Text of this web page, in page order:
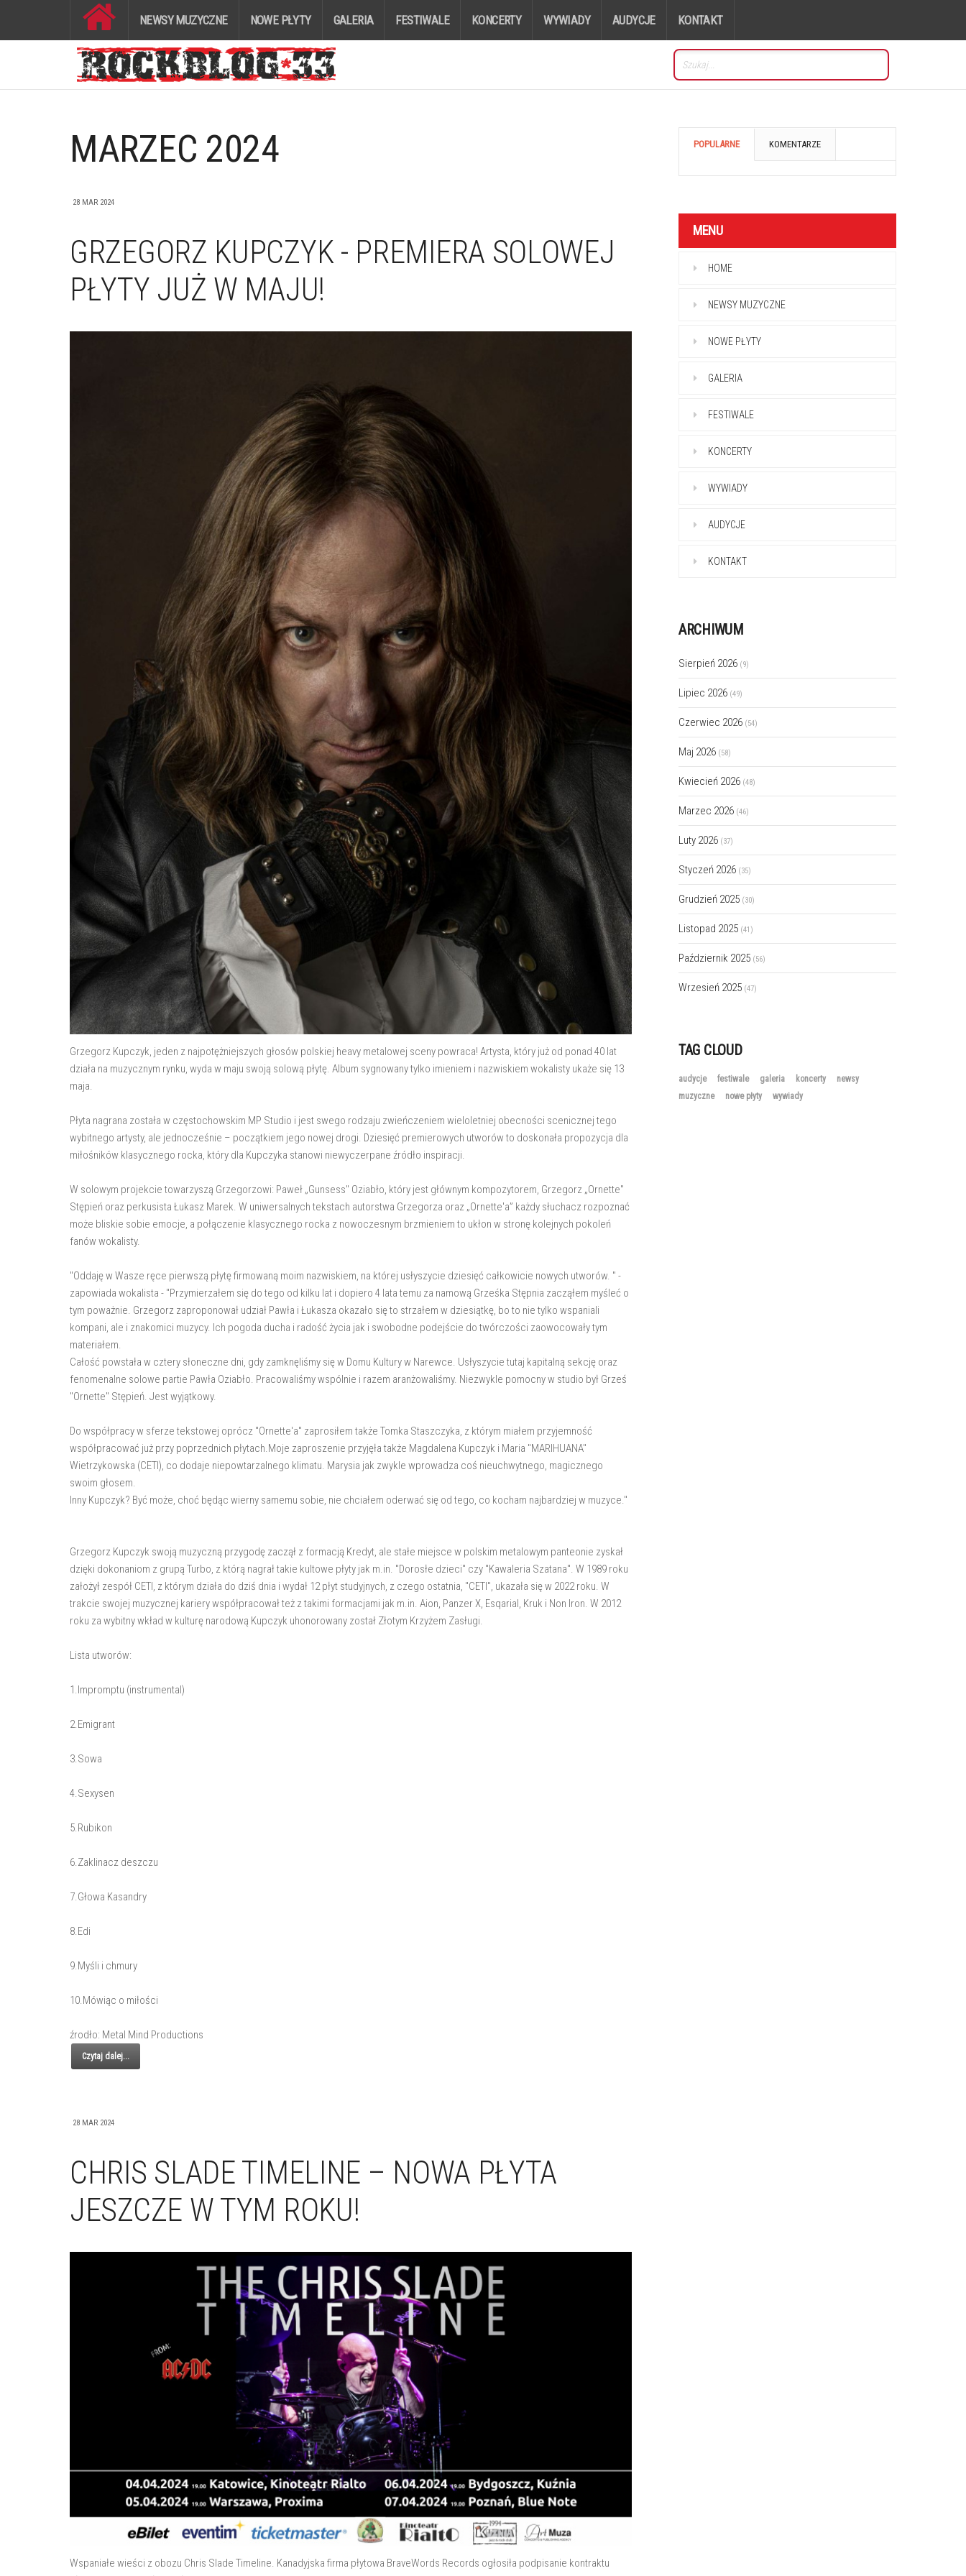
NEWSY MUZYCZNE NOWE PŁYTY GALERIA FESTIWALE KONCERTY WYWIADY AUDYCJE KONTAKT
MARZEC 2024
28 MAR 2024
GRZEGORZ KUPCZYK - PREMIERA SOLOWEJ
PŁYTY JUŻ W MAJU!
Grzegorz Kupczyk, jeden z najpotężniejszych głosów polskiej heavy metalowej sceny powraca! Artysta, który już od ponad 40 lat
działa na muzycznym rynku, wyda w maju swoją solową płytę. Album sygnowany tylko imieniem i nazwiskiem wokalisty ukaże się 13
maja.
Płyta nagrana została w częstochowskim MP Studio i jest swego rodzaju zwieńczeniem wieloletniej obecności scenicznej tego
wybitnego artysty, ale jednocześnie – początkiem jego nowej drogi. Dziesięć premierowych utworów to doskonała propozycja dla
miłośników klasycznego rocka, który dla Kupczyka stanowi niewyczerpane źródło inspiracji.
W solowym projekcie towarzyszą Grzegorzowi: Paweł „Gunsess" Oziabło, który jest głównym kompozytorem, Grzegorz „Ornette"
Stępień oraz perkusista Łukasz Marek. W uniwersalnych tekstach autorstwa Grzegorza oraz „Ornette'a” każdy słuchacz rozpoznać
może bliskie sobie emocje, a połączenie klasycznego rocka z nowoczesnym brzmieniem to ukłon w stronę kolejnych pokoleń
fanów wokalisty.
"Oddaję w Wasze ręce pierwszą płytę firmowaną moim nazwiskiem, na której usłyszycie dziesięć całkowicie nowych utworów. " -
zapowiada wokalista - "Przymierzałem się do tego od kilku lat i dopiero 4 lata temu za namową Grześka Stępnia zacząłem myśleć o
tym poważnie. Grzegorz zaproponował udział Pawła i Łukasza okazało się to strzałem w dziesiątkę, bo to nie tylko wspaniali
kompani, ale i znakomici muzycy. Ich pogoda ducha i radość życia jak i swobodne podejście do twórczości zaowocowały tym
materiałem.
Całość powstała w cztery słoneczne dni, gdy zamknęliśmy się w Domu Kultury w Narewce. Usłyszycie tutaj kapitalną sekcję oraz
fenomenalne solowe partie Pawła Oziabło. Pracowaliśmy wspólnie i razem aranżowaliśmy. Niezwykle pomocny w studio był Grześ
"Ornette" Stępień. Jest wyjątkowy.
Do współpracy w sferze tekstowej oprócz "Ornette'a" zaprosiłem także Tomka Staszczyka, z którym miałem przyjemność
współpracować już przy poprzednich płytach.Moje zaproszenie przyjęła także Magdalena Kupczyk i Maria "MARIHUANA"
Wietrzykowska (CETI), co dodaje niepowtarzalnego klimatu. Marysia jak zwykle wprowadza coś nieuchwytnego, magicznego
swoim głosem.
Inny Kupczyk? Być może, choć będąc wierny samemu sobie, nie chciałem oderwać się od tego, co kocham najbardziej w muzyce."
Grzegorz Kupczyk swoją muzyczną przygodę zaczął z formacją Kredyt, ale stałe miejsce w polskim metalowym panteonie zyskał
dzięki dokonaniom z grupą Turbo, z którą nagrał takie kultowe płyty jak m.in. "Dorosłe dzieci" czy "Kawaleria Szatana". W 1989 roku
założył zespół CETI, z którym działa do dziś dnia i wydał 12 płyt studyjnych, z czego ostatnia, "CETI", ukazała się w 2022 roku. W
trakcie swojej muzycznej kariery współpracował też z takimi formacjami jak m.in. Aion, Panzer X, Esqarial, Kruk i Non Iron. W 2012
roku za wybitny wkład w kulturę narodową Kupczyk uhonorowany został Złotym Krzyżem Zasługi.
Lista utworów:
1.Impromptu (instrumental)
2.Emigrant
3.Sowa
4.Sexysen
5.Rubikon
6.Zaklinacz deszczu
7.Głowa Kasandry
8.Edi
9.Myśli i chmury
10.Mówiąc o miłości
źrodło: Metal Mind Productions
Czytaj dalej...
28 MAR 2024
CHRIS SLADE TIMELINE – NOWA PŁYTA
JESZCZE W TYM ROKU!
Wspaniałe wieści z obozu Chris Slade Timeline. Kanadyjska firma płytowa BraveWords Records ogłosiła podpisanie kontraktu
POPULARNE KOMENTARZE
MENU
HOME
NEWSY MUZYCZNE
NOWE PŁYTY
GALERIA
FESTIWALE
KONCERTY
WYWIADY
AUDYCJE
KONTAKT
ARCHIWUM
Sierpień 2026 (9)
Lipiec 2026 (49)
Czerwiec 2026 (54)
Maj 2026 (58)
Kwiecień 2026 (48)
Marzec 2026 (46)
Luty 2026 (37)
Styczeń 2026 (35)
Grudzień 2025 (30)
Listopad 2025 (41)
Październik 2025 (56)
Wrzesień 2025 (47)
TAG CLOUD
audycje festiwale galeria koncerty
newsy
muzyczne
nowe płyty wywiady